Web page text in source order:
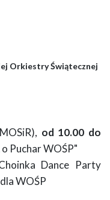
Orkiestry Świątecznej
od 10.00 do
Puchar WOŚP"
Dance Party
WOŚP